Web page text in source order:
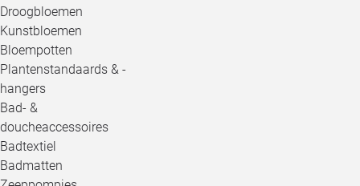
Droogbloemen
Kunstbloemen
Bloempotten
Plantenstandaards & -
hangers
Bad- &
doucheaccessoires
Badtextiel
Badmatten